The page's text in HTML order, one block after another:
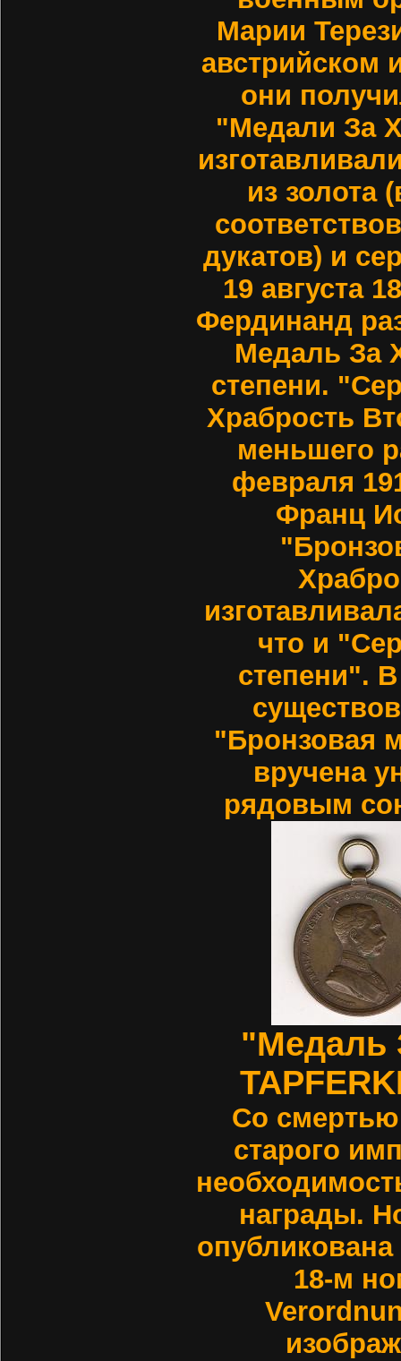
Марии
австрийском
они
"Медали За
из золота
дукатов) и
19 августа
Фердинанд
Медаль За
степени.
Храбрость
меньшего
февраля
Франц
что и
степени".
"Бронзовая
вручена
рядовым
"Медаль
Со смертью
старого
награды.
опубликована
18-м